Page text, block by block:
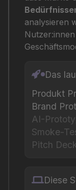
analysieren
Das
Produkt
Brand
AI-
Smoke-
Pitch
Diese